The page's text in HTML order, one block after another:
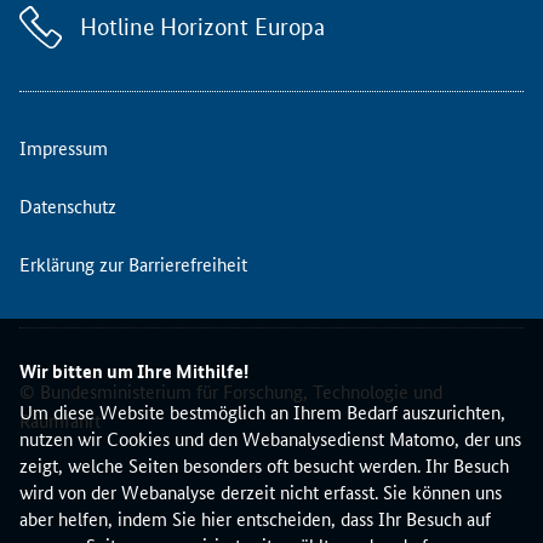
Wir bitten um Ihre Mithilfe!
Um diese Website bestmöglich an Ihrem Bedarf auszurichten,
nutzen wir Cookies und den Webanalysedienst Matomo, der uns
zeigt, welche Seiten besonders oft besucht werden. Ihr Besuch
wird von der Webanalyse derzeit nicht erfasst. Sie können uns
aber helfen, indem Sie hier entscheiden, dass Ihr Besuch auf
w
e
t
r
e
r
p
i
s
c
h
e
n
Hotline Horizont Europa
Impressum
Datenschutz
Erklärung zur Barrierefreiheit
© Bundesministerium für Forschung, Technologie und
Raumfahrt